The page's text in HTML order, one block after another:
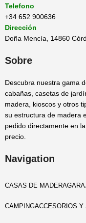
Telefono
+34 652 900636
Dirección
Doña Mencía, 14860
Sobre
Descubra nuestra gama
cabañas, casetas de
madera, kioscos y otros
su estructura de madera
pedido directamente en
precio.
Navigation
CASAS DE MADERA
CAMPINGACCESORIOS Y